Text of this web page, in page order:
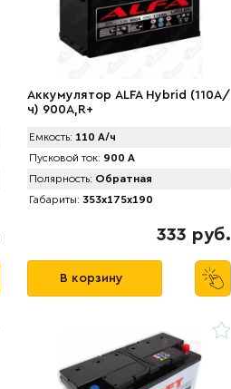
Аккумулятор ALFA Hybrid (110А/
ч) 900A,R+
Емкость: 110 А/ч
Пусковой ток: 900 А
Полярность: Обратная
Габариты: 353x175x190
333 руб.
В корзину